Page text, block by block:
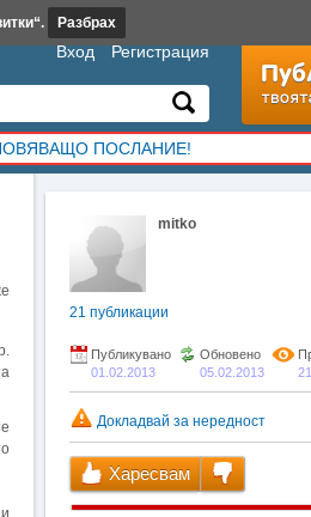
mitko
21 публикации
Публикувано
01.02.2013
Обновено
05.02.2013
Докладвай за нередност
Харесвам
Вход Регистрация
ПОСЛАНИЕ!
Разбрах